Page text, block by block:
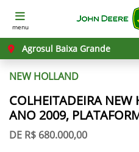
menu
Agrosul Baixa Grande
NEW HOLLAND
COLHEITADEIRA
ANO 2009,
DE R$ 680.000,00